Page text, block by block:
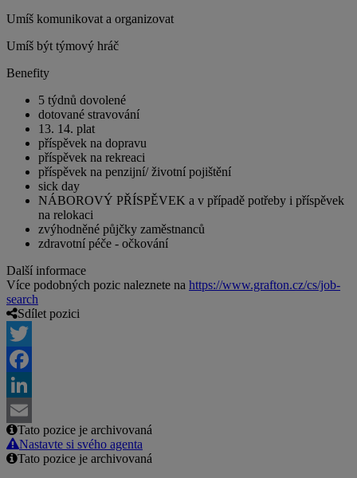
Umíš komunikovat a organizovat
Umíš být týmový hráč
Benefity
5 týdnů dovolené
dotované stravování
13. 14. plat
příspěvek na dopravu
příspěvek na rekreaci
příspěvek na penzijní/ životní pojištění
sick day
NÁBOROVÝ PŘÍSPĚVEK a v případě potřeby i příspěvek
na relokaci
zvýhodněné půjčky zaměstnanců
zdravotní péče - očkování
Další informace
Více podobných pozic naleznete na https://www.grafton.cz/cs/job-
search
Sdílet pozici
Twitter
Facebook
LinkedIn
Email
Tato pozice je archivovaná
Nastavte si svého agenta
Tato pozice je archivovaná